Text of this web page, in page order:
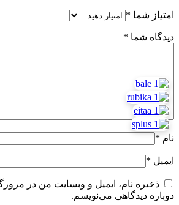
امتیاز شما *
دیدگاه شما *
نام *
ایمیل *
ذخیره نام، ایمیل و وبسایت من در
دوباره دیدگاهی می‌نویسم.